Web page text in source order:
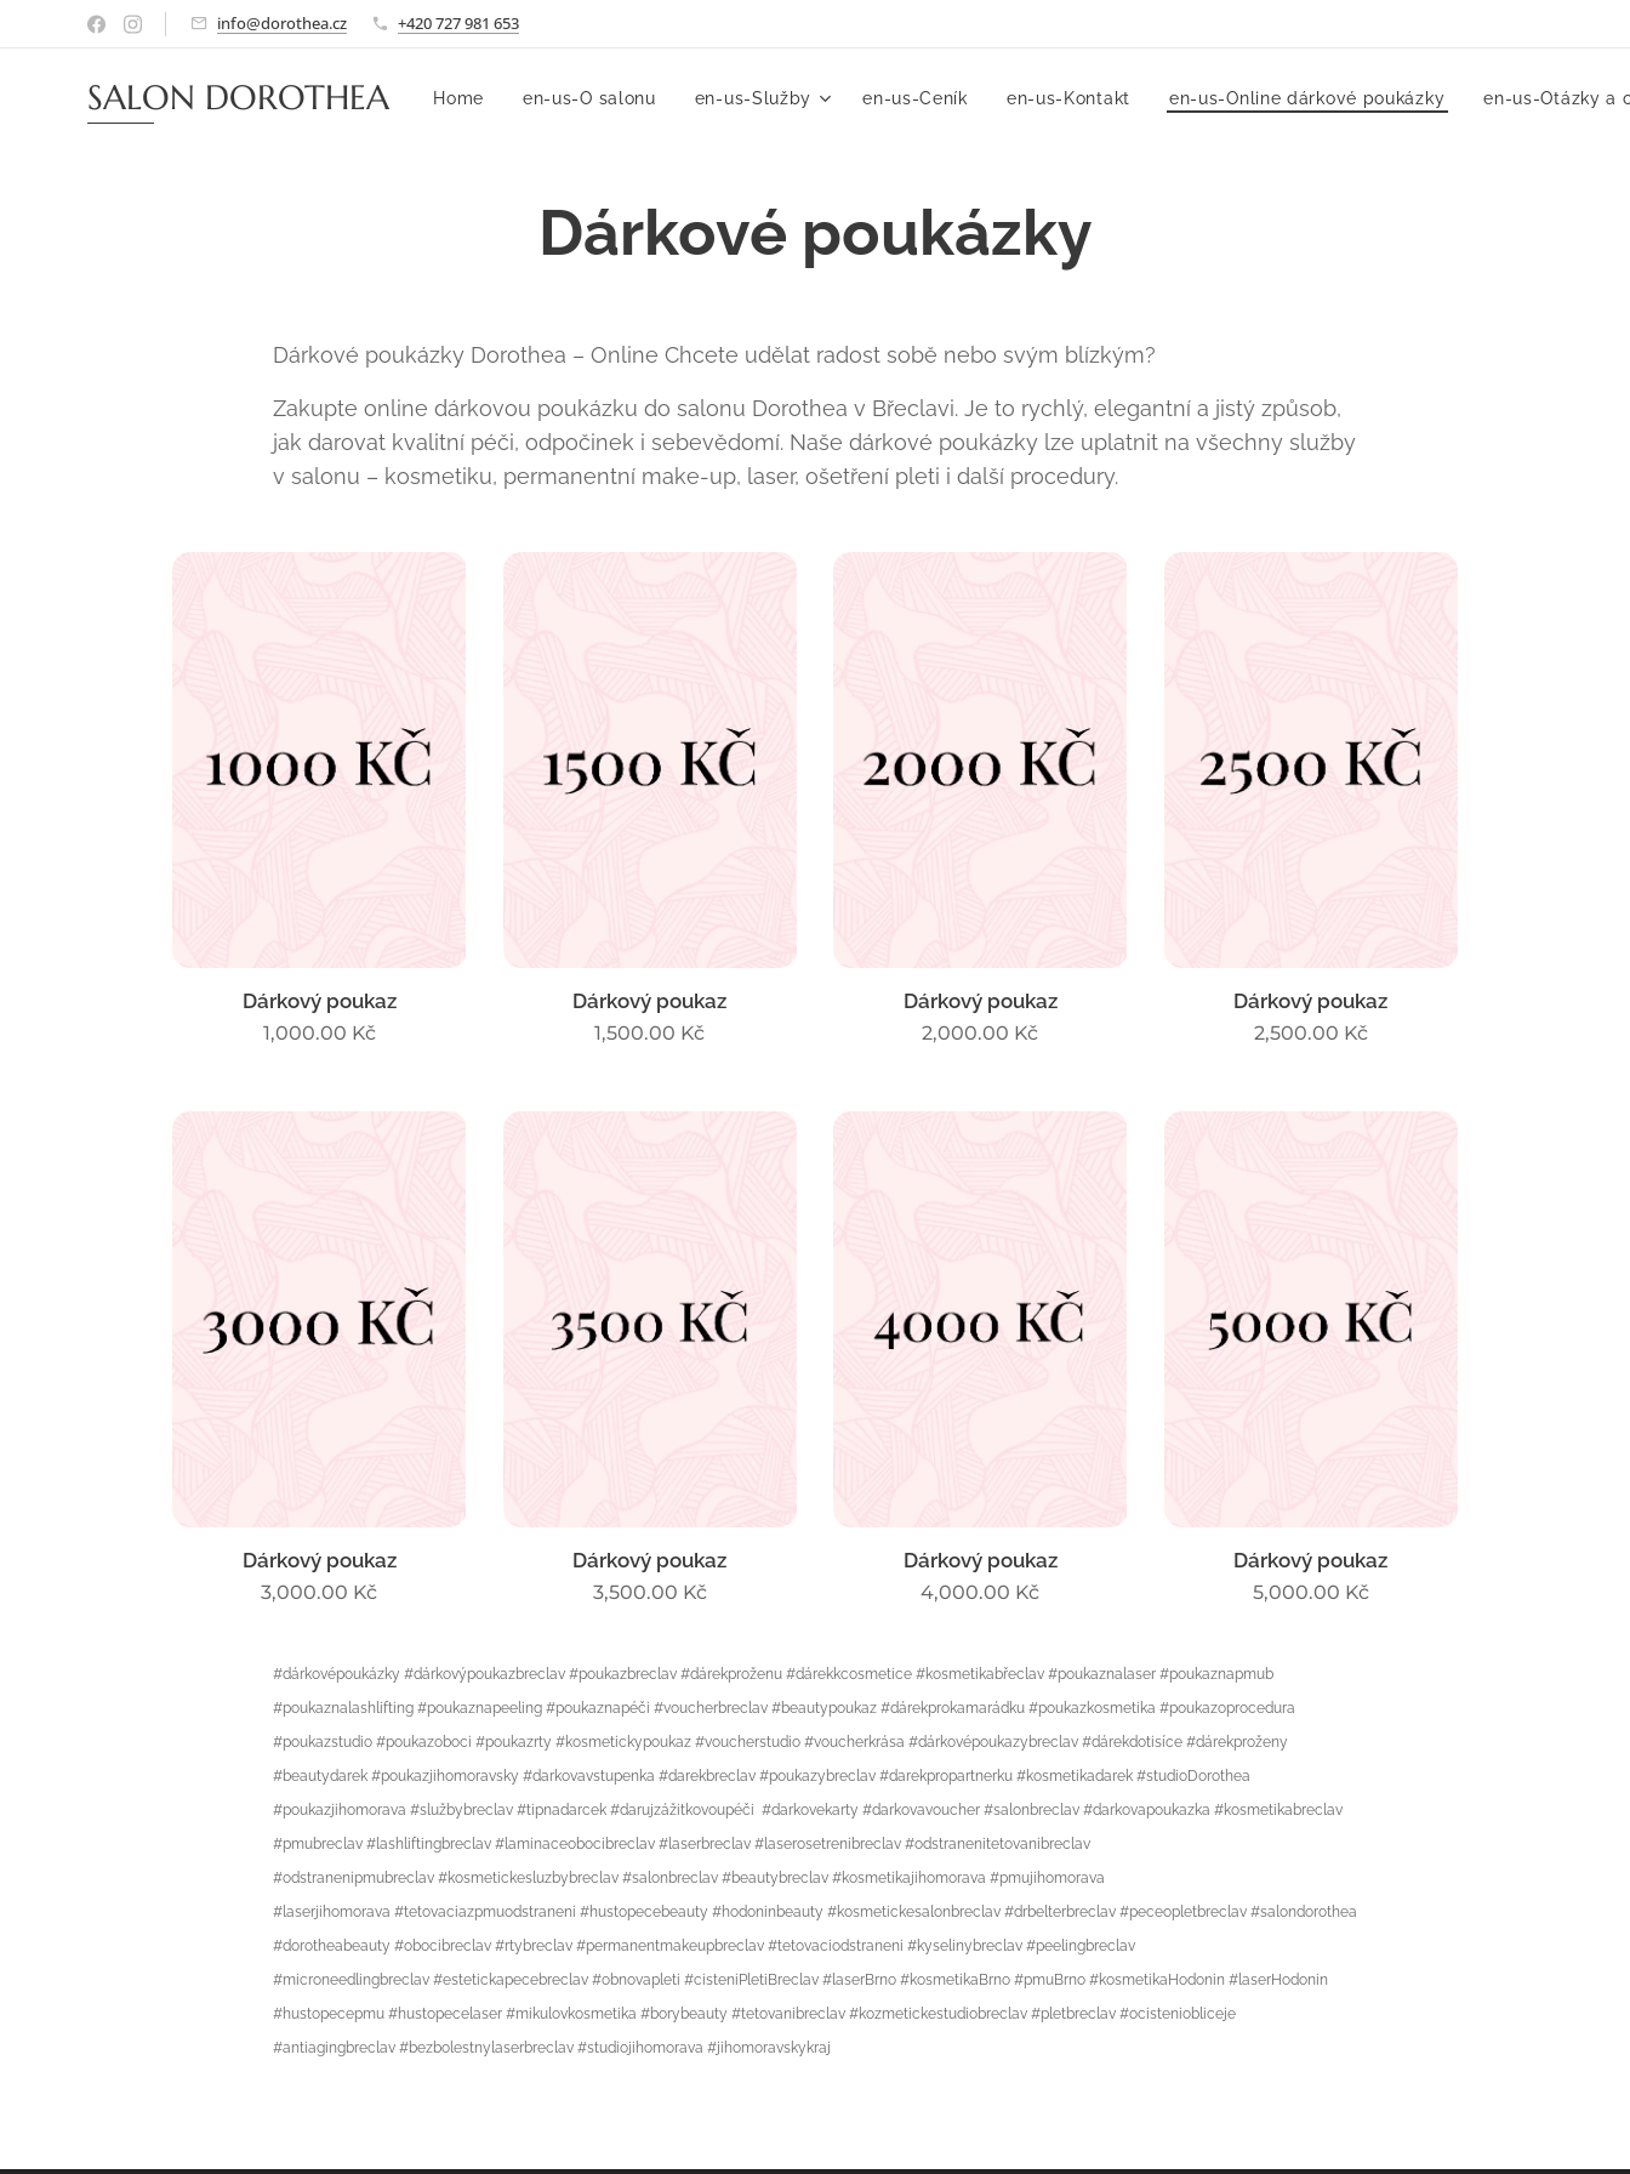
info@dorothea.cz +420 727 981 653
SALON DOROTHEA Home en-us-O salonu en-us-Služby en-us-Ceník en-us-Kontakt en-us-Online dárkové poukázky en-us-Otázky a
Dárkové poukázky
Dárkové poukázky Dorothea – Online Chcete udělat radost sobě nebo svým blízkým?
Zakupte online dárkovou poukázku do salonu Dorothea v Břeclavi. Je to rychlý, elegantní a jistý způsob,
jak darovat kvalitní péči, odpočinek i sebevědomí. Naše dárkové poukázky lze uplatnit na všechny služby
v salonu – kosmetiku, permanentní make-up, laser, ošetření pleti i další procedury.
Dárkový poukaz
1,000.00 Kč
Dárkový poukaz
1,500.00 Kč
Dárkový poukaz
2,000.00 Kč
Dárkový poukaz
2,500.00 Kč
Dárkový poukaz
3,000.00 Kč
Dárkový poukaz
3,500.00 Kč
Dárkový poukaz
4,000.00 Kč
Dárkový poukaz
5,000.00 Kč
#dárkovépoukázky #dárkovýpoukazbreclav #poukazbreclav #dárekproženu #dárekkcosmetice #kosmetikabřeclav #poukaznalaser #poukaznapmub
#poukaznalashlifting #poukaznapeeling #poukaznapéči #voucherbreclav #beautypoukaz #dárekprokamarádku #poukazkosmetika #poukazoprocedura
#poukazstudio #poukazoboci #poukazrty #kosmetickypoukaz #voucherstudio #voucherkrása #dárkovépoukazybreclav #dárekdotisíce #dárekproženy
#beautydarek #poukazjihomoravsky #darkovavstupenka #darekbreclav #poukazybreclav #darekpropartnerku #kosmetikadarek #studioDorothea
#poukazjihomorava #službybreclav #tipnadarcek #darujzážitkovoupéči #darkovekarty #darkovavoucher #salonbreclav #darkovapoukazka #kosmetikabreclav
#pmubreclav #lashliftingbreclav #laminaceobocibreclav #laserbreclav #laserosetrenibreclav #odstranenitetovanibreclav
#odstranenipmubreclav #kosmetickesluzbybreclav #salonbreclav #beautybreclav #kosmetikajihomorava #pmujihomorava
#laserjihomorava #tetovaciazpmuodstraneni #hustopecebeauty #hodoninbeauty #kosmetickesalonbreclav #drbelterbreclav #peceopletbreclav #salondorothea
#dorotheabeauty #obocibreclav #rtybreclav #permanentmakeupbreclav #tetovaciodstraneni #kyselinybreclav #peelingbreclav
#microneedlingbreclav #estetickapecebreclav #obnovapleti #cisteniPletiBreclav #laserBrno #kosmetikaBrno #pmuBrno #kosmetikaHodonin #laserHodonin
#hustopecepmu #hustopecelaser #mikulovkosmetika #borybeauty #tetovanibreclav #kozmetickestudiobreclav #pletbreclav #ocisteniobliceje
#antiagingbreclav #bezbolestnylaserbreclav #studiojihomorava #jihomoravskykraj